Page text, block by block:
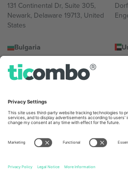
131 Continental Dr, Suite 305,
Newark, Delaware 19713, United
States
Bulgaria
Totleben 53-55, 1606 Sofia,
Bulgaria
Mexico
Av Chapultepec 360, Roma
Norte, Cuauhtémoc, 06700
Ciudad de México, CDMX,
Mexico
პლატფორმის პროვაიდერის